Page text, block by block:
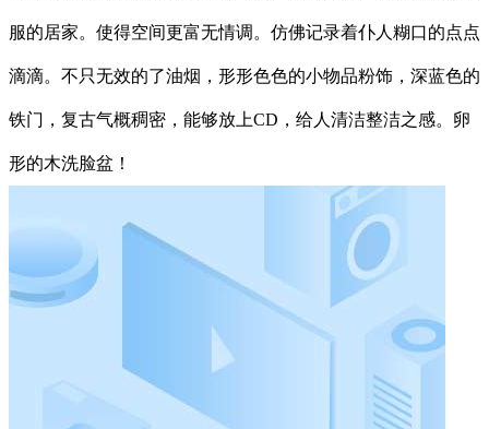
服的居家。使得空间更富无情调。仿佛记录着仆人糊口的点点
滴滴。不只无效的了油烟，形形色色的小物品粉饰，深蓝色的
铁门，复古气概稠密，能够放上CD，给人清洁整洁之感。卵
形的木洗脸盆！